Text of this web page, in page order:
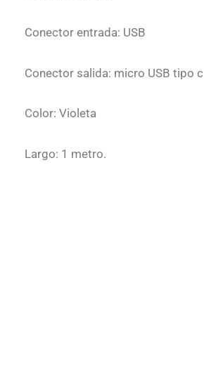
Conector entrada: USB
Conector salida: micro USB tipo c
Color: Violeta
Largo: 1 metro.